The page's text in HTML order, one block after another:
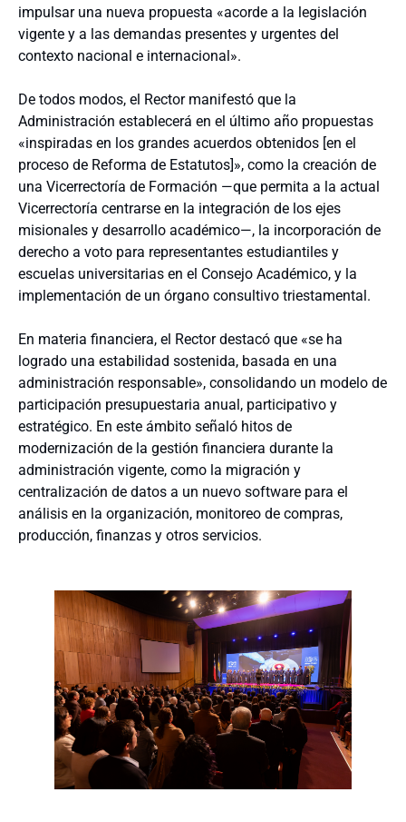
impulsar una nueva propuesta «acorde a la legislación
vigente y a las demandas presentes y urgentes del
contexto nacional e internacional».
De todos modos, el Rector manifestó que la
Administración establecerá en el último año propuestas
«inspiradas en los grandes acuerdos obtenidos [en el
proceso de Reforma de Estatutos]», como la creación de
una Vicerrectoría de Formación —que permita a la actual
Vicerrectoría centrarse en la integración de los ejes
misionales y desarrollo académico—, la incorporación de
derecho a voto para representantes estudiantiles y
escuelas universitarias en el Consejo Académico, y la
implementación de un órgano consultivo triestamental.
En materia financiera, el Rector destacó que «se ha
logrado una estabilidad sostenida, basada en una
administración responsable», consolidando un modelo de
participación presupuestaria anual, participativo y
estratégico. En este ámbito señaló hitos de
modernización de la gestión financiera durante la
administración vigente, como la migración y
centralización de datos a un nuevo software para el
análisis en la organización, monitoreo de compras,
producción, finanzas y otros servicios.